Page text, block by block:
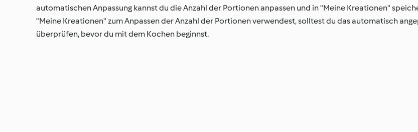
automatischen Anpassung kannst du die Anzahl der Portionen anpassen und in "Meine Kreationen"
"Meine Kreationen" zum Anpassen der Anzahl der Portionen verwendest, solltest du das automatisch
überprüfen, bevor du mit dem Kochen beginnst.